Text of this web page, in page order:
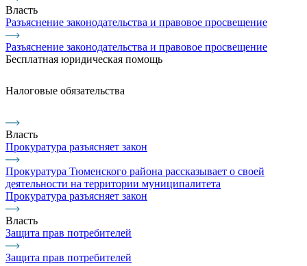
Власть
Разъяснение законодательства и правовое просвещение
Разъяснение законодательства и правовое просвещение
Бесплатная юридическая помощь
Налоговые обязательства
Власть
Прокуратура разъясняет закон
Прокуратура Тюменского района рассказывает о своей
деятельности на территории муниципалитета
Прокуратура разъясняет закон
Власть
Защита прав потребителей
Защита прав потребителей